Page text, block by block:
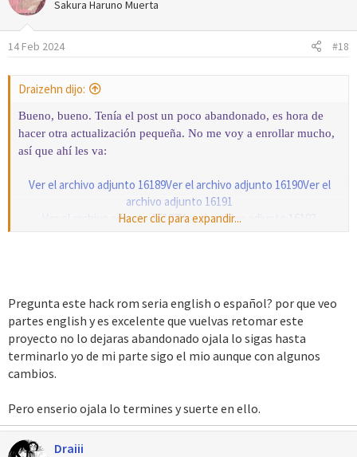
~ Paz
o
n
:
Sakura Haruno Muerta
14 Feb 2024 #18
Draizehn dijo:
Bueno, bueno. Tenía el post un poco abandonado, es hora de
hacer otra actualización pequeña. No me voy a enrollar mucho,
así que ahí les va:
Ver el archivo adjunto 16189Ver el archivo adjunto 16190Ver el
archivo adjunto 16191
Ver el archivo adjunto 16192Ver el archivo adjunto 16193
el menú. Pronto actualizaré el tutorial que dejé en el foro.
He añadido varias rutinas ASM, las cuales aún no
mostraré, ya que estoy preparando una actualización
grande y quiero tratar de personalizarlas.
Con esto ya estamos, la ROM avanza de a poco y sigo en
cara al post.
- See you later!
Hacer clic para expandir...
Pregunta este hack rom seria english o español? por que veo
partes english y es excelente que vuelvas retomar este
proyecto no lo dejaras abandonado ojala lo sigas hasta
terminarlo yo de mi parte sigo el mio aunque con algunos
cambios.
Pero enserio ojala lo termines y suerte en ello.
Draiii